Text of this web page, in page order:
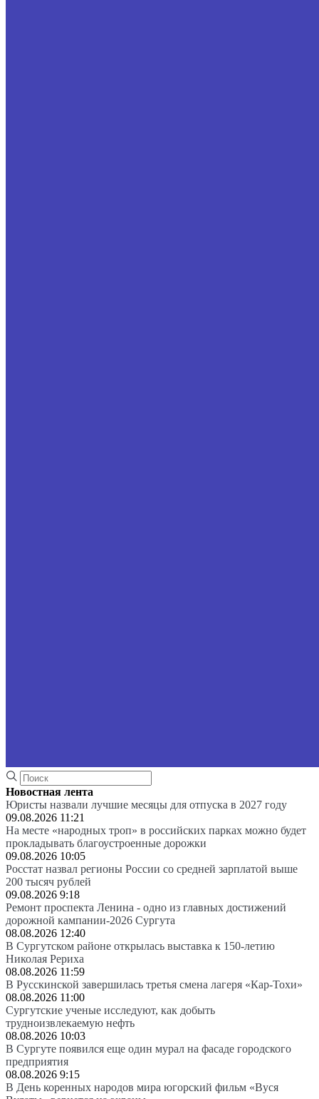
Новостная лента
Юристы назвали лучшие месяцы для отпуска в 2027 году
09.08.2026 11:21
На месте «народных троп» в российских парках можно будет
прокладывать благоустроенные дорожки
09.08.2026 10:05
Росстат назвал регионы России со средней зарплатой выше
200 тысяч рублей
09.08.2026 9:18
Ремонт проспекта Ленина - одно из главных достижений
дорожной кампании-2026 Сургута
08.08.2026 12:40
В Сургутском районе открылась выставка к 150-летию
Николая Рериха
08.08.2026 11:59
В Русскинской завершилась третья смена лагеря «Кар-Тохи»
08.08.2026 11:00
Сургутские ученые исследуют, как добыть
трудноизвлекаемую нефть
08.08.2026 10:03
В Сургуте появился еще один мурал на фасаде городского
предприятия
08.08.2026 9:15
В День коренных народов мира югорский фильм «Вуся